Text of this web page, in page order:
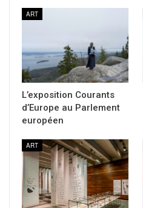
ART
L’exposition Courants
d’Europe au Parlement
européen
ART